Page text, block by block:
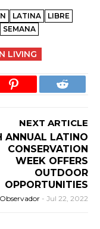
LATINA
LIBRE
SEMANA
LIVING
NEXT ARTICLE
ANNUAL LATINO
CONSERVATION
WEEK OFFERS
OUTDOOR
OPPORTUNITIES
- Jul 22, 2022